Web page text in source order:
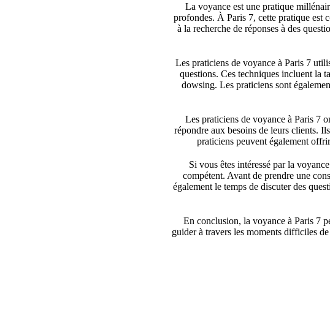
La voyance est une pratique
profondes. À Paris 7, cette pratique est
à la recherche de réponses à des
Les praticiens de voyance à Paris 7
questions. Ces techniques incluent la
dowsing. Les praticiens sont
Les praticiens de voyance à Paris 7
répondre aux besoins de leurs clients.
praticiens peuvent également
Si vous êtes intéressé par la
compétent. Avant de prendre une
également le temps de discuter des
En conclusion, la voyance à Paris 7
guider à travers les moments difficiles